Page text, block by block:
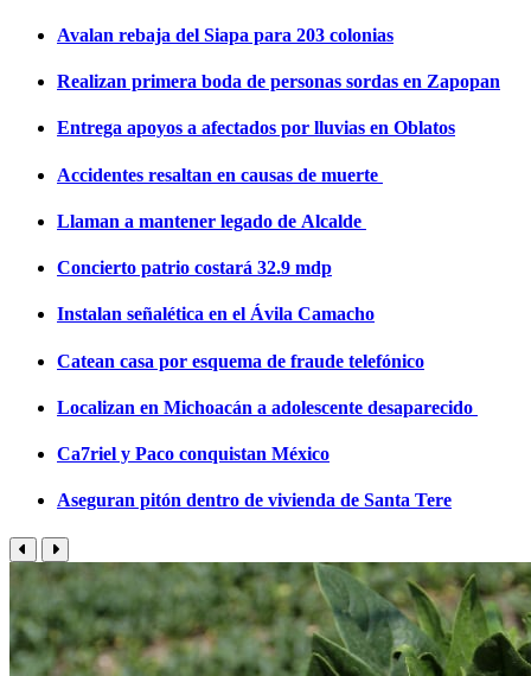
Avalan rebaja del Siapa para 203 colonias
Realizan primera boda de personas sordas en Zapopan
Entrega apoyos a afectados por lluvias en Oblatos
Accidentes resaltan en causas de muerte
Llaman a mantener legado de Alcalde
Concierto patrio costará 32.9 mdp
Instalan señalética en el Ávila Camacho
Catean casa por esquema de fraude telefónico
Localizan en Michoacán a adolescente desaparecido
Ca7riel y Paco conquistan México
Aseguran pitón dentro de vivienda de Santa Tere